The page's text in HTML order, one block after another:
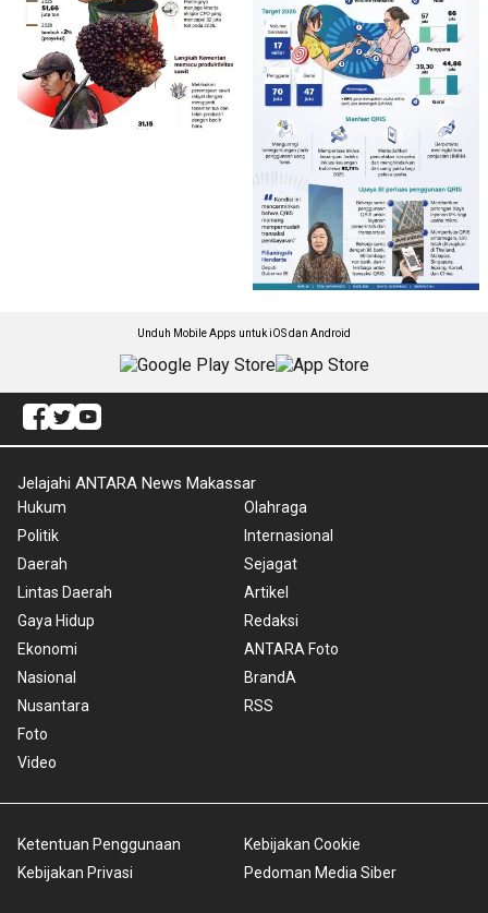
Unduh Mobile Apps untuk iOS dan Android
Jelajahi ANTARA News Makassar
Hukum
Politik
Daerah
Lintas Daerah
Gaya Hidup
Ekonomi
Nasional
Nusantara
Foto
Video
Olahraga
Internasional
Sejagat
Artikel
Redaksi
ANTARA Foto
BrandA
RSS
Ketentuan Penggunaan
Kebijakan Privasi
Kebijakan Cookie
Pedoman Media Siber